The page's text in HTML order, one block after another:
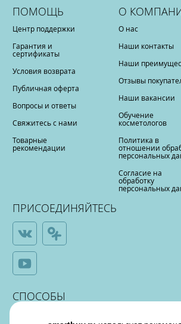
ПОМОЩЬ
Центр поддержки
Гарантия и
сертификаты
Условия возврата
Публичная оферта
Вопросы и ответы
Свяжитесь с нами
Товарные
рекомендации
О
О нас
Наши контакты
Наши
Отзывы
Наши вакансии
Обучение
косметологов
Политика в
отношении
персональных
Согласие на
обработку
персональных
ПРИСОЕДИНЯЙТЕСЬ
СПОСОБЫ
ОПЛАТЫ